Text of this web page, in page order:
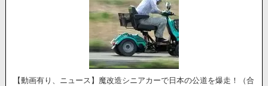
【動画有り、ニュース】魔改造シニアカーで日本の公道を爆走！（合